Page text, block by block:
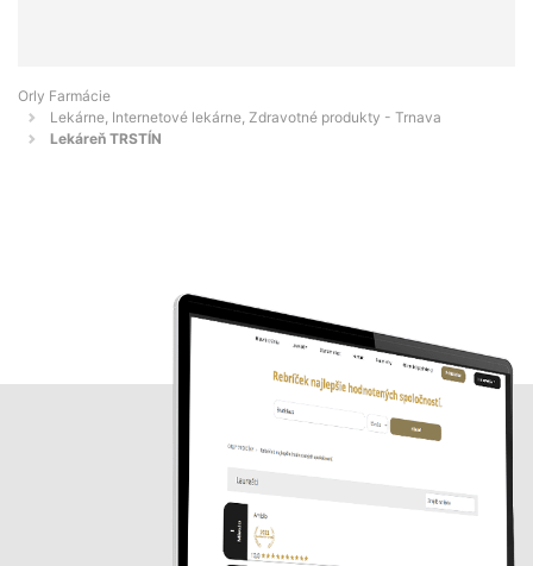
Orly Farmácie
Lekárne, Internetové lekárne, Zdravotné produkty - Trnava
Lekáreň TRSTÍN